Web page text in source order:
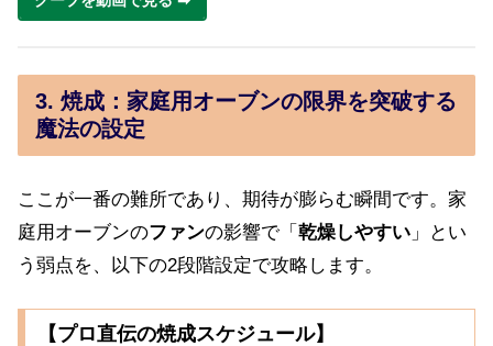
3. 焼成：家庭用オーブンの限界を突破する
魔法の設定
ここが一番の難所であり、期待が膨らむ瞬間です。家
庭用オーブンのファンの影響で「 乾燥しやすい 」とい
う弱点を、以下の2段階設定で攻略します。
【プロ直伝の焼成スケジュール】